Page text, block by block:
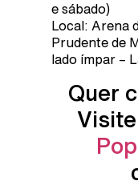
e sábado)
Local: Arena
Prudente de
lado ímpar –
Quer
Pop